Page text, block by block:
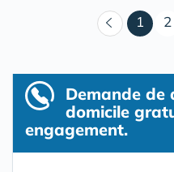
1 2
Demande de
domicile
engagement.